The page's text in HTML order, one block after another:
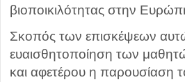
βιοποικιλότητας στην
Σκοπός των επισκέψεων
ευαισθητοποίηση των
και αφετέρου η παρουσίαση